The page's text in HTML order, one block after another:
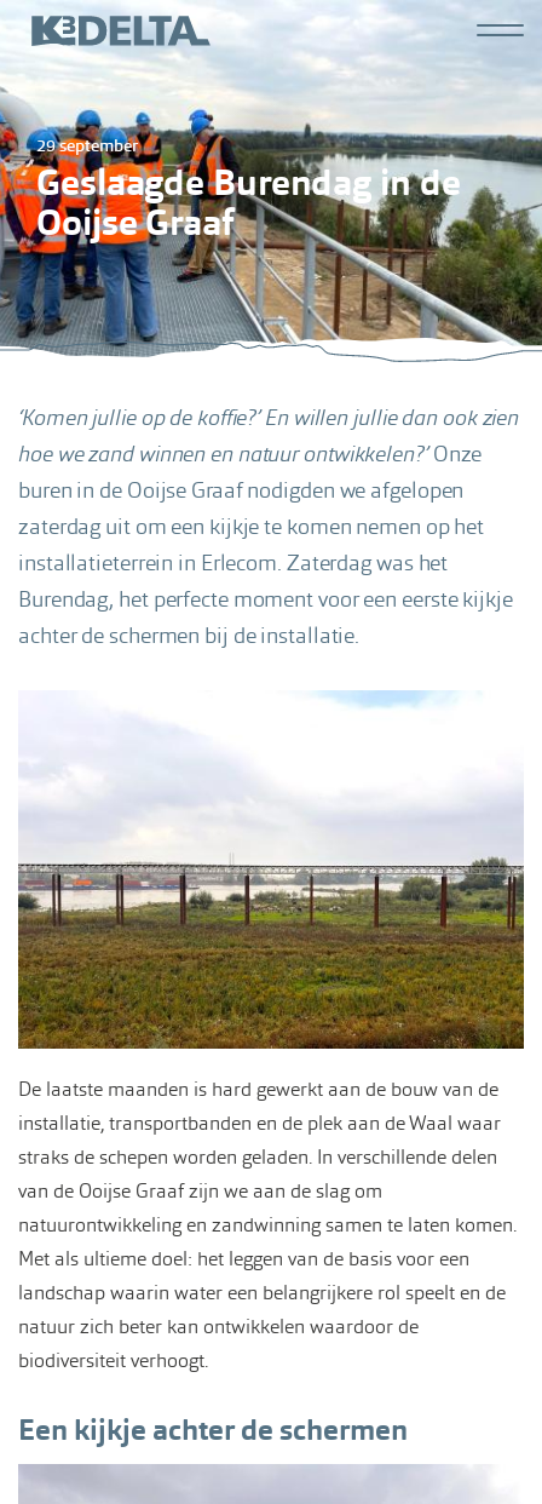
Overslaan
naar
de
inhoud
gaan
K3
29 september
Geslaagde Burendag in de
Ooijse Graaf
‘Komen jullie op de koffie?’ En willen jullie dan ook zien
hoe we zand winnen en natuur ontwikkelen?’Onze
buren in de Ooijse Graaf nodigden we afgelopen
zaterdag uit om een kijkje te komen nemen op het
installatieterrein in Erlecom. Zaterdag was het
Burendag, het perfecte moment voor een eerste kijkje
achter de schermen bij de installatie.
De laatste maanden is hard gewerkt aan de bouw van de
installatie, transportbanden en de plek aan de Waal waar
straks de schepen worden geladen. In verschillende delen
van de Ooijse Graaf zijn we aan de slag om
natuurontwikkeling en zandwinning samen te laten komen.
Met als ultieme doel: het leggen van de basis voor een
landschap waarin water een belangrijkere rol speelt en de
natuur zich beter kan ontwikkelen waardoor de
biodiversiteit verhoogt.
Een kijkje achter de schermen